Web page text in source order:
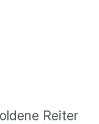
Reiter